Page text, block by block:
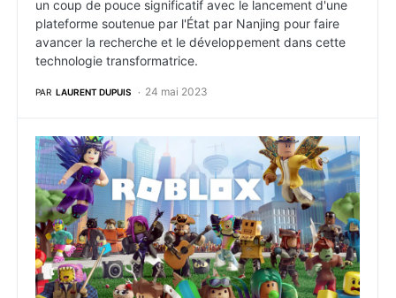
un coup de pouce significatif avec le lancement d'une
plateforme soutenue par l'État par Nanjing pour faire
avancer la recherche et le développement dans cette
technologie transformatrice.
PAR LAURENT DUPUIS 24 mai 2023
Metaverse : Roblox dévoile des revenus